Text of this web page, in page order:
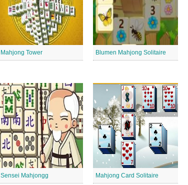
Mahjong Tower Blumen Mahjong Solitaire
Sensei Mahjongg Mahjong Card Solitaire